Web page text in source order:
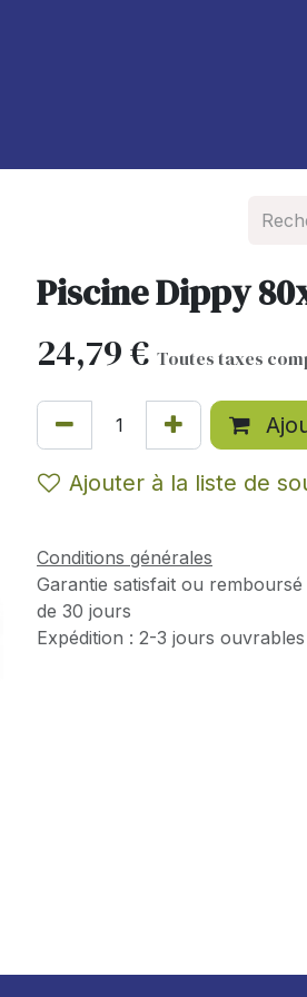
Piscine Dippy
24,79€ Toutes taxes
Ajouter à la liste de
Conditions générales
Garantie satisfait ou remboursé
de 30 jours
Expédition : 2-3 jours ouvrables